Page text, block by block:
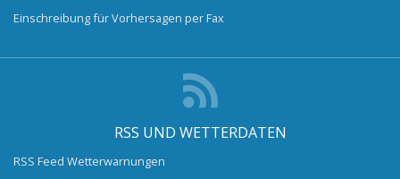
Einschreibung für Vorhersagen per Fax
RSS UND WETTERDATEN
RSS Feed Wetterwarnungen